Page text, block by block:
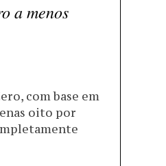
a menos
com base em
oito por